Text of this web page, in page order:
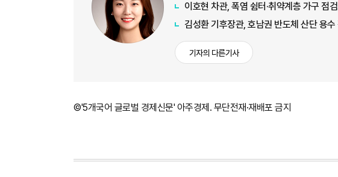
이호현 차관, 폭염 쉼터·취약계층 가구 점
김성환 기후장관, 호남권 반도체 산단 용
기자의 다른기사
©'5개국어 글로벌 경제신문' 아주경제. 무단전재·재배포 금지